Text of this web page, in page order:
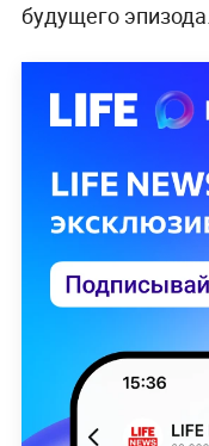
будущего